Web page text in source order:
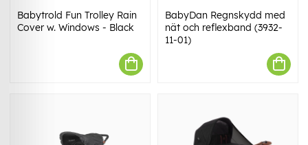
Babytrold Fun Trolley Rain
Cover w. Windows - Black
BabyDan Regnskydd med
nät och reflexband (3932-
11-01)